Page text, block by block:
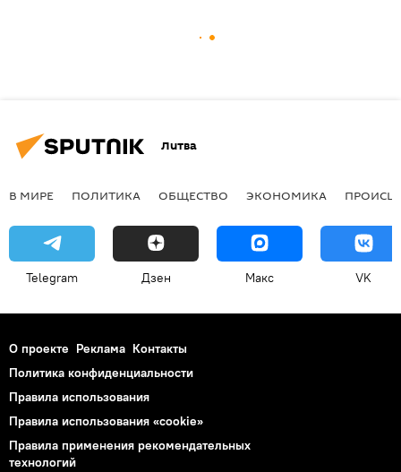
Литва
В МИРЕ ПОЛИТИКА ОБЩЕСТВО ЭКОНОМИКА
Telegram Дзен Макс VK
О проекте Реклама Контакты
Политика конфиденциальности
Правила использования
Правила использования «cookie»
Правила применения рекомендательных
технологий